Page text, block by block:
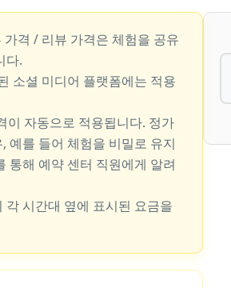
격 / 리뷰 가격은 체험을 공유
다.
소셜 미디어 플랫폼에는 적용
자동으로 적용됩니다. 정가
예를 들어 체험을 비밀로 유지
통해 예약 센터 직원에게 알려
시간대 옆에 표시된 요금을